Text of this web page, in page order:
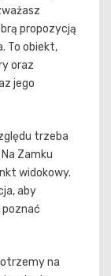
propozycją
To obiekt,
oraz
jego
trzeba
Zamku
widokowy.
aby
na